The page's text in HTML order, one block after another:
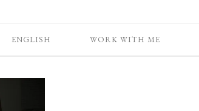
ENGLISH WORK WITH ME